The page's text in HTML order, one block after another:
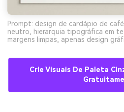
Prompt: design de cardápio de
neutro, hierarquia tipográfica em
margens limpas, apenas design
Crie Visuais De Paleta